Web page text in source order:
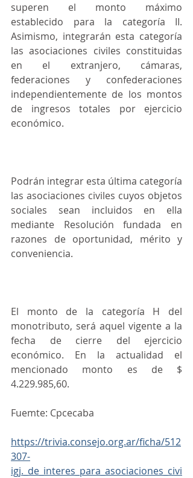
superen el monto máximo
establecido para la categoría II.
Asimismo, integrarán esta categoría
las asociaciones civiles constituidas
en el extranjero, cámaras,
federaciones y confederaciones
independientemente de los montos
de ingresos totales por ejercicio
económico.
Podrán integrar esta última categoría
las asociaciones civiles cuyos objetos
sociales sean incluidos en ella
mediante Resolución fundada en
razones de oportunidad, mérito y
conveniencia.
El monto de la categoría H del
monotributo, será aquel vigente a la
fecha de cierre del ejercicio
económico. En la actualidad el
mencionado monto es de $
4.229.985,60.
Fuemte: Cpcecaba
https://trivia.consejo.org.ar/ficha/512
307-
igj._de_interes_para_asociaciones_civi